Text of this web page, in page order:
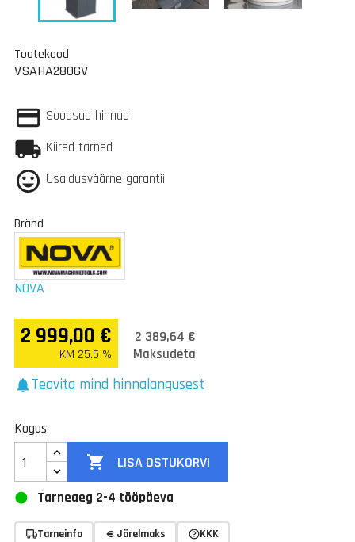
Tootekood
VSAHA280GV
Soodsad hinnad
Kiired tarned
Usaldusväärne garantii
Bränd
NOVA
2 999,00 €
KM 25.5 %
2 389,64 €
Maksudeta
notificationsTeavita mind hinnalangusest
Kogus
 LISA OSTUKORVI
Tarneaeg 2-4 tööpäeva
Tarneinfo Järelmaks KKK